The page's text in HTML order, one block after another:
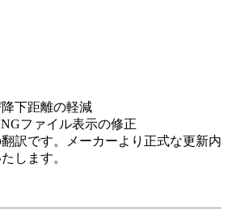
下距離の軽減
ファイル表示の修正
訳です。メーカーより正式な更新内
します。